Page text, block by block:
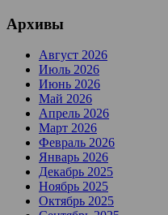
Архивы
Август 2026
Июль 2026
Июнь 2026
Май 2026
Апрель 2026
Март 2026
Февраль 2026
Январь 2026
Декабрь 2025
Ноябрь 2025
Октябрь 2025